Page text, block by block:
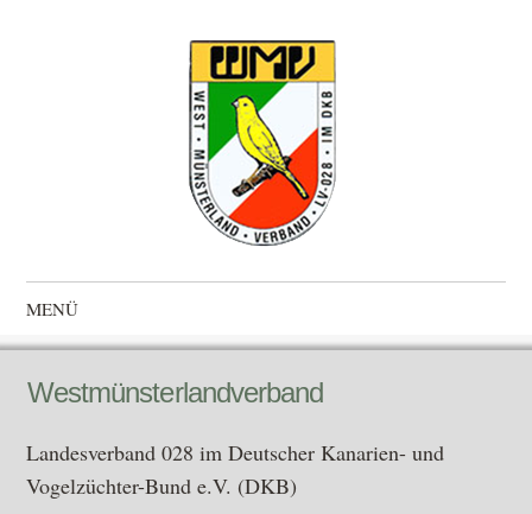
Westmünsterlandverband
Landesverband 028 im Deutscher Kanarien- und Vogelzüchter-
Bund e.V. (DKB)
MENÜ
Zum Inhalt springen
Westmünsterlandverband
Landesverband 028 im Deutscher Kanarien- und
Vogelzüchter-Bund e.V. (DKB)